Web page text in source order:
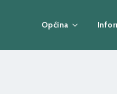
Općina